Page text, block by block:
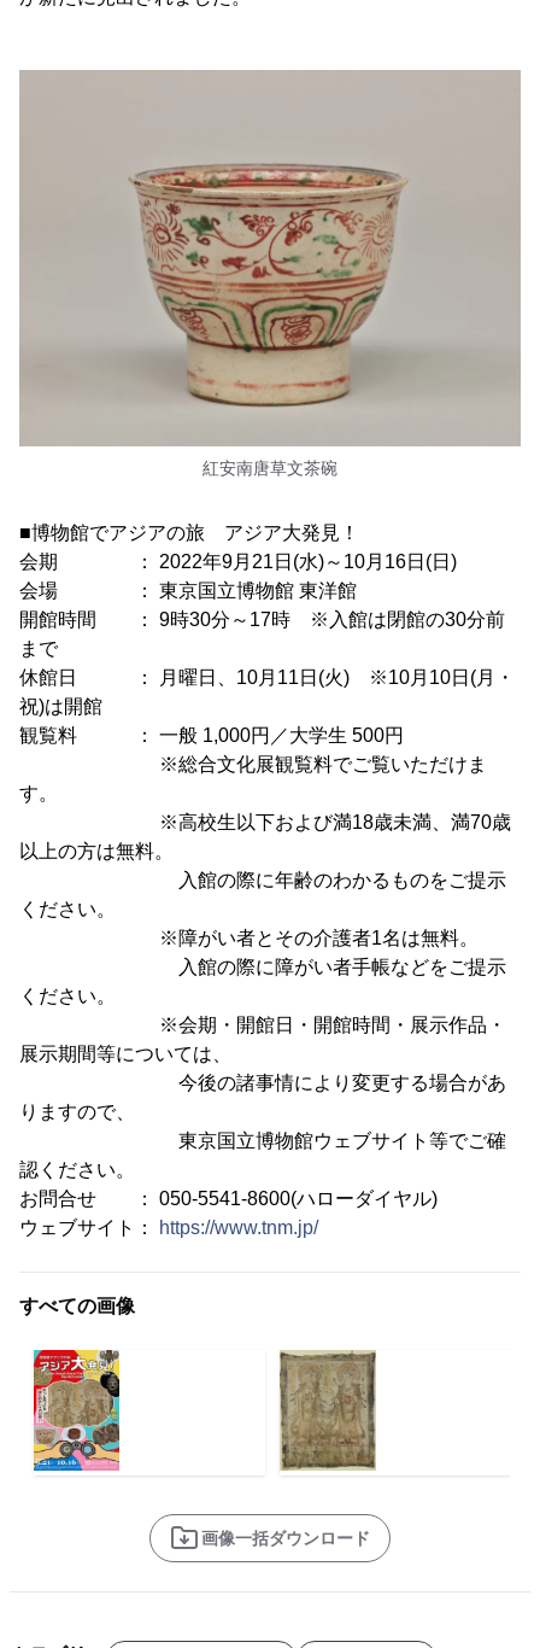
紅安南唐草文茶碗
■博物館でアジアの旅 アジア大発見！
会期 ： 2022年9月21日(水)～10月16日(日)
会場 ： 東京国立博物館 東洋館
開館時間 ： 9時30分～17時 ※入館は閉館の30分前
まで
休館日 ： 月曜日、10月11日(火) ※10月10日(月・
祝)は開館
観覧料 ： 一般 1,000円／大学生 500円
※総合文化展観覧料でご覧いただけま
す。
※高校生以下および満18歳未満、満70歳
以上の方は無料。
入館の際に年齢のわかるものをご提示
ください。
※障がい者とその介護者1名は無料。
入館の際に障がい者手帳などをご提示
ください。
※会期・開館日・開館時間・展示作品・
展示期間等については、
今後の諸事情により変更する場合があ
りますので、
東京国立博物館ウェブサイト等でご確
認ください。
お問合せ ： 050-5541-8600(ハローダイヤル)
ウェブサイト：
https://www.tnm.jp/
すべての画像
画像一括ダウンロード